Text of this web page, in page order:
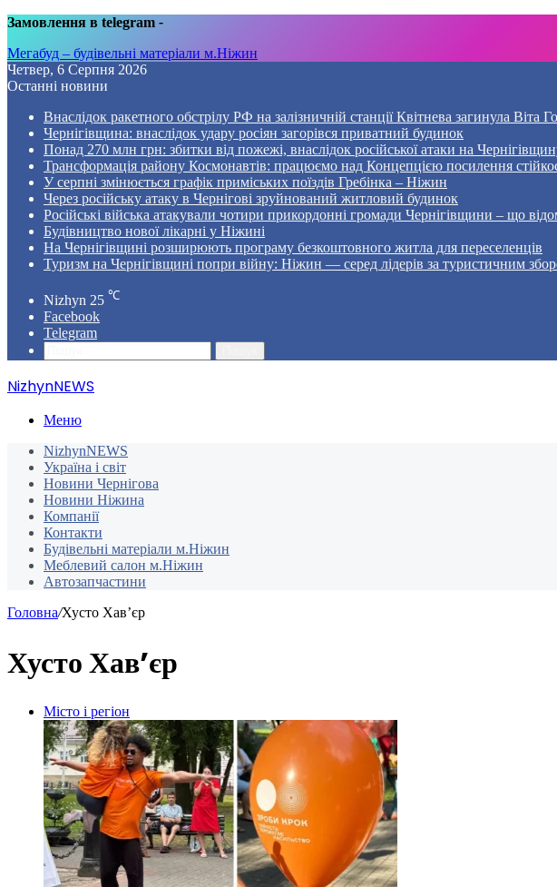
Замовлення в telegram -
Мегабуд – будівельні матеріали м.Ніжин
Четвер, 6 Серпня 2026
Останні новини
Внаслідок ракетного обстрілу РФ на залізничній станції Квітнева загинула
Чернігівщина: внаслідок удару росіян загорівся приватний будинок
Понад 270 млн грн: збитки від пожежі, внаслідок російської атаки на
Трансформація району Космонавтів: працюємо над Концепцією посилення
У серпні змінюється графік приміських поїздів Гребінка – Ніжин
Через російську атаку в Чернігові зруйнований житловий будинок
Російські війська атакували чотири прикордонні громади Чернігівщини – що
Будівництво нової лікарні у Ніжині
На Чернігівщині розширюють програму безкоштовного житла для переселенців
Туризм на Чернігівщині попри війну: Ніжин — серед лідерів за туристичним
Nizhyn 25 ℃
Facebook
Telegram
NizhynNEWS
Меню
NizhynNEWS
Україна і світ
Новини Чернігова
Новини Ніжина
Компанії
Контакти
Будівельні матеріали м.Ніжин
Меблевий салон м.Ніжин
Автозапчастини
Головна/Хусто Хав’єр
Хусто Хав’єр
Місто і регіон